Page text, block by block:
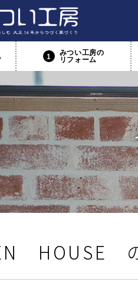
1
みつい工房の
リフォーム
HOUSE